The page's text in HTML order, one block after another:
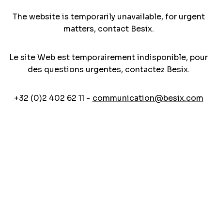
The website is temporarily unavailable, for urgent
matters, contact Besix.
Le site Web est temporairement indisponible, pour
des questions urgentes, contactez Besix.
+32 (0)2 402 62 11 - communication@besix.com